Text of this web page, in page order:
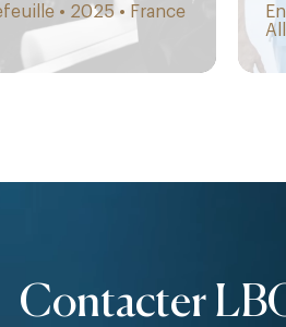
• 2025 • France
Contacter